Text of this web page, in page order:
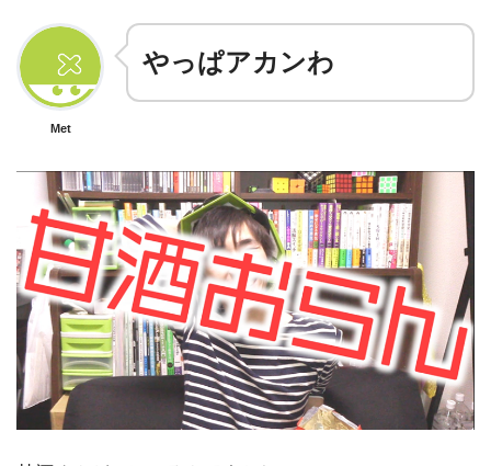
Met
やっぱアカンわ